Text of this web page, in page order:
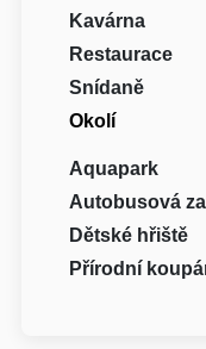
Kavárna
Restaurace
Snídaně
Okolí
Aquapark
Autobusová
Dětské hřiště
Přírodní